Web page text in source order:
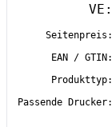
VE:
Seitenpreis:
EAN / GTIN:
Produkttyp:
Passende Drucker: